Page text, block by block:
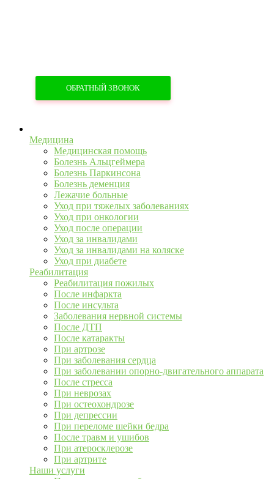
ОБРАТНЫЙ ЗВОНОК
Медицина
Медицинская помощь
Болезнь Альцгеймера
Болезнь Паркинсона
Болезнь деменция
Лежачие больные
Уход при тяжелых заболеваниях
Уход при онкологии
Уход после операции
Уход за инвалидами
Уход за инвалидами на коляске
Уход при диабете
Реабилитация
Реабилитация пожилых
После инфаркта
После инсульта
Заболевания нервной системы
После ДТП
После катаракты
При артрозе
При заболевания сердца
При заболевании опорно-двигательного аппарата
После стресса
При неврозах
При остеохондрозе
При депрессии
При переломе шейки бедра
После травм и ушибов
При атеросклерозе
При артрите
Наши услуги